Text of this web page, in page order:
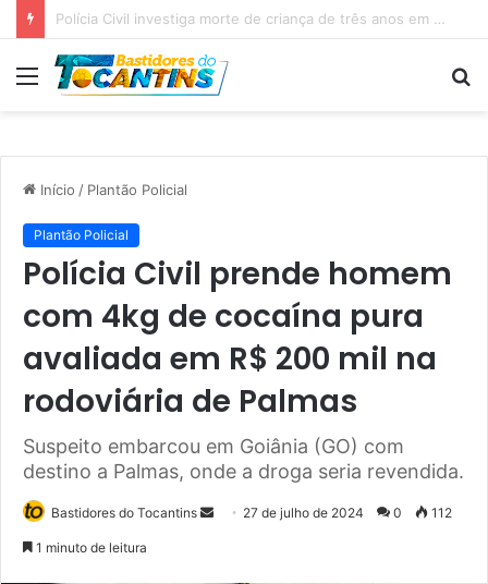
Professora Dorinha lidera disputa pelo Governo do Tocantins com 37,4% das intenções de voto, aponta pesquisa
Menu
Início / Plantão Policial
Plantão Policial
Polícia Civil prende homem
com 4kg de cocaína pura
avaliada em R$ 200 mil na
rodoviária de Palmas
Suspeito embarcou em Goiânia (GO) com
destino a Palmas, onde a droga seria revendida.
Bastidores do Tocantins 27 de julho de 2024 0 112
1 minuto de leitura